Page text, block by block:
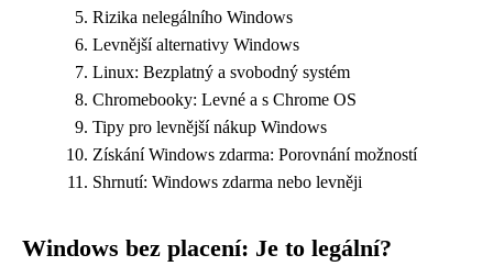
Rizika nelegálního Windows
Levnější alternativy Windows
Linux: Bezplatný a svobodný systém
Chromebooky: Levné a s Chrome OS
Tipy pro levnější nákup Windows
Získání Windows zdarma: Porovnání možností
Shrnutí: Windows zdarma nebo levněji
Windows bez placení: Je to legální?